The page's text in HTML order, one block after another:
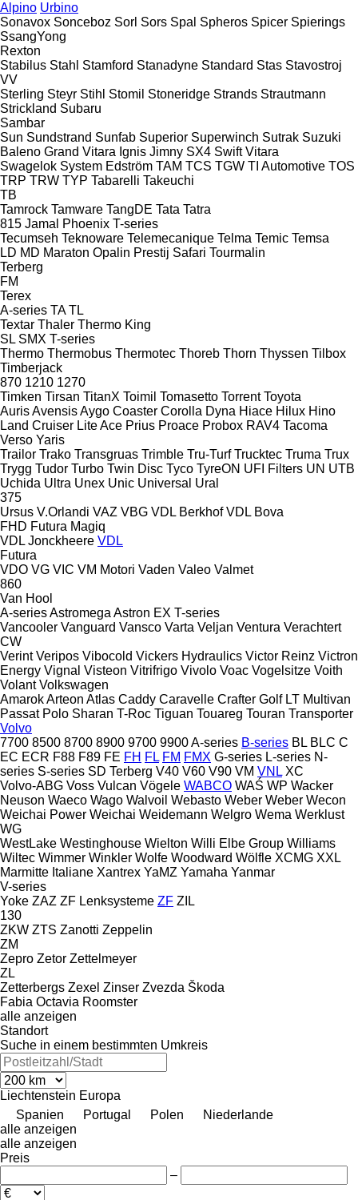
Alpino Urbino
Sonavox Sonceboz Sorl Sors Spal Spheros Spicer Spierings
SsangYong
Rexton
Stabilus Stahl Stamford Stanadyne Standard Stas Stavostroj
VV
Sterling Steyr Stihl Stomil Stoneridge Strands Strautmann
Strickland Subaru
Sambar
Sun Sundstrand Sunfab Superior Superwinch Sutrak Suzuki
Baleno Grand Vitara Ignis Jimny SX4 Swift Vitara
Swagelok System Edström TAM TCS TGW TI Automotive TOS
TRP TRW TYP Tabarelli Takeuchi
TB
Tamrock Tamware TangDE Tata Tatra
815 Jamal Phoenix T-series
Tecumseh Teknoware Telemecanique Telma Temic Temsa
LD MD Maraton Opalin Prestij Safari Tourmalin
Terberg
FM
Terex
A-series TA TL
Textar Thaler Thermo King
SL SMX T-series
Thermo Thermobus Thermotec Thoreb Thorn Thyssen Tilbox
Timberjack
870 1210 1270
Timken Tirsan TitanX Toimil Tomasetto Torrent Toyota
AurisAvensisAygo Coaster Corolla Dyna Hiace Hilux Hino
Land Cruiser Lite Ace Prius Proace Probox RAV4 Tacoma
Verso Yaris
Trailor Trako Transgruas Trimble Tru-Turf Trucktec Truma Trux
Trygg Tudor Turbo Twin Disc Tyco TyreON UFI Filters UN UTB
Uchida Ultra Unex Unic Universal Ural
375
Ursus V.Orlandi VAZ VBG VDL Berkhof VDL Bova
FHD Futura Magiq
VDL Jonckheere VDL
Futura
VDO VG VIC VM Motori Vaden Valeo Valmet
860
Van Hool
A-seriesAstromega Astron EX T-series
Vancooler Vanguard Vansco Varta Veljan Ventura Verachtert
CW
Verint Veripos Vibocold Vickers Hydraulics Victor Reinz Victron
Energy Vignal Visteon Vitrifrigo Vivolo Voac Vogelsitze Voith
Volant Volkswagen
AmarokArteon Atlas Caddy Caravelle Crafter Golf LT Multivan
Passat Polo Sharan T-Roc Tiguan Touareg Touran Transporter
Volvo
7700 8500 8700 8900 9700 9900A-series B-series BL BLC C
EC ECR F88 F89 FE FH FL FM FMX G-series L-series N-
series S-series SD Terberg V40 V60 V90 VM VNL XC
Volvo-ABG Voss Vulcan Vögele WABCO WAŚ WP Wacker
Neuson Waeco Wago Walvoil Webasto Weber Weber Wecon
Weichai Power Weichai Weidemann Welgro Wema Werklust
WG
WestLake Westinghouse Wielton Willi Elbe Group Williams
Wiltec Wimmer Winkler Wolfe Woodward Wölfle XCMG XXL
Marmitte Italiane Xantrex YaMZ Yamaha Yanmar
V-series
Yoke ZAZ ZF Lenksysteme ZF ZIL
130
ZKW ZTS Zanotti Zeppelin
ZM
Zepro Zetor Zettelmeyer
ZL
Zetterbergs Zexel Zinser Zvezda Škoda
Fabia Octavia Roomster
alle anzeigen
Standort
Suche in einem bestimmten Umkreis
Liechtenstein Europa
Spanien
Portugal Polen
Niederlande
alle anzeigen
alle anzeigen
Preis
–